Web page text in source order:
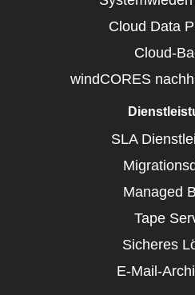
Cloud Data
Cloud-
windCORES
SLA
Managed
Tape
Sicheres
E-Mail-